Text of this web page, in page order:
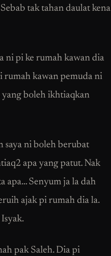
tak tahan daulat kena
ni pi ke rumah kawan dia
rumah kawan pemuda ni
yang boleh ikhtiaqkan
saya ni boleh berubat
apa yang patut. Nak
apa… Senyum ja la dah
ajak pi rumah dia la.
pak Saleh. Dia pi